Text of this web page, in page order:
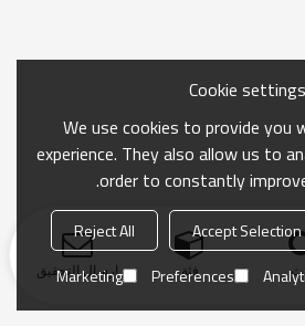
فئة ارسال التحقيق
Cookie settings
We use cookies to provide you
experience. They also allow us to
order to constantly
Accept Selection
Reject All
Preferences
Marketing